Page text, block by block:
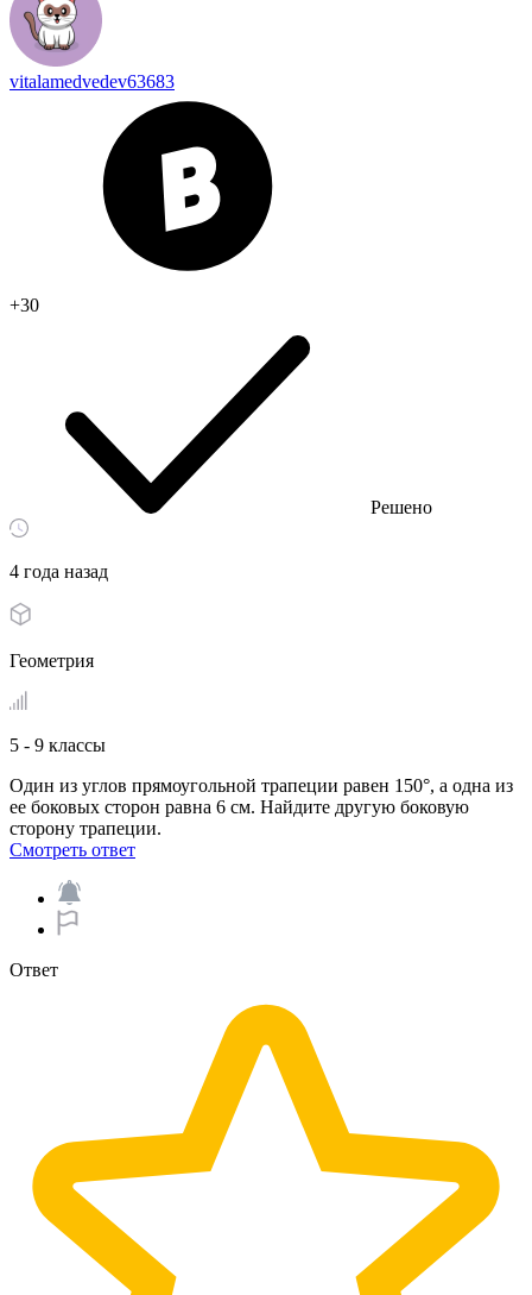
vitalamedvedev63683
+30
Решено
4 года назад
Геометрия
5 - 9 классы
Один из углов прямоугольной трапеции равен 150°, а одна из
ее боковых сторон равна 6 см. Найдите другую боковую
сторону трапеции.​
Смотреть ответ
Ответ